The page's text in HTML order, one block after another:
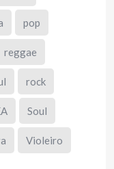
pop
reggae
rock
Soul
Violeiro